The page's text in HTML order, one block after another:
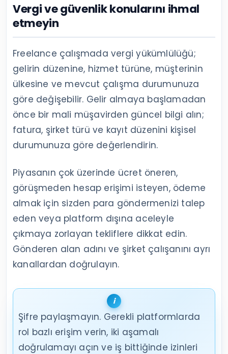
Vergi ve güvenlik konularını ihmal
etmeyin
Freelance çalışmada vergi yükümlülüğü;
gelirin düzenine, hizmet türüne, müşterinin
ülkesine ve mevcut çalışma durumunuza
göre değişebilir. Gelir almaya başlamadan
önce bir mali müşavirden güncel bilgi alın;
fatura, şirket türü ve kayıt düzenini kişisel
durumunuza göre değerlendirin.
Piyasanın çok üzerinde ücret öneren,
görüşmeden hesap erişimi isteyen, ödeme
almak için sizden para göndermenizi talep
eden veya platform dışına aceleyle
çıkmaya zorlayan tekliflere dikkat edin.
Gönderen alan adını ve şirket çalışanını ayrı
kanallardan doğrulayın.
Şifre paylaşmayın. Gerekli platformlarda
rol bazlı erişim verin, iki aşamalı
doğrulamayı açın ve iş bittiğinde izinleri